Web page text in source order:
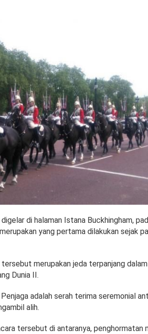
di halaman Istana Buckhingham,
yang pertama dilakukan sejak
merupakan jeda terpanjang dalam
Dunia II.
adalah serah terima seremonial
alih.
tersebut di antaranya, penghormatan